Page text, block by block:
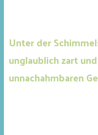
Unter der
unglaublich zart
unnachahmbaren